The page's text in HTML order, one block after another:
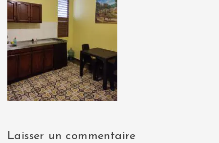
Laisser un commentaire